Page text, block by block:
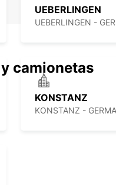
UEBERLINGEN
UEBERLINGEN -
KONSTANZ
KONSTANZ -
camionetas